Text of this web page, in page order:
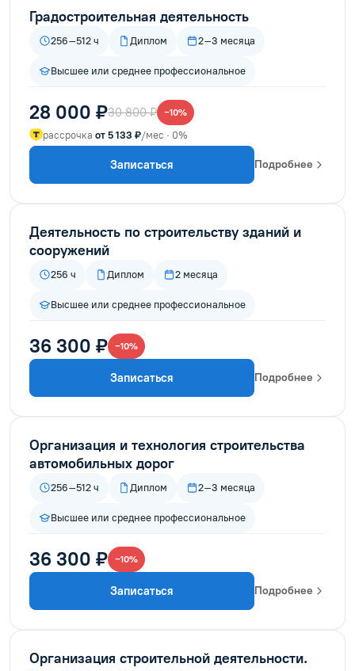
Градостроительная деятельность
256–512 ч Диплом 2–3 месяца
Высшее или среднее профессиональное
28 000 ₽30 800 ₽ −10%
рассрочка от 5 133 ₽/мес · 0%
Записаться Подробнее
Деятельность по строительству зданий и
сооружений
256 ч Диплом 2 месяца
Высшее или среднее профессиональное
36 300 ₽ −10%
Записаться Подробнее
Организация и технология строительства
автомобильных дорог
256–512 ч Диплом 2–3 месяца
Высшее или среднее профессиональное
36 300 ₽ −10%
Записаться Подробнее
Организация строительной деятельности.